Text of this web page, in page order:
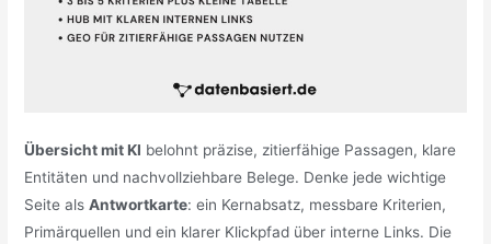
Übersicht mit KI belohnt präzise, zitierfähige Passagen, klare
Entitäten und nachvollziehbare Belege. Denke jede wichtige
Seite alsAntwortkarte: ein Kernabsatz, messbare Kriterien,
Primärquellen und ein klarer Klickpfad über interne Links. Die